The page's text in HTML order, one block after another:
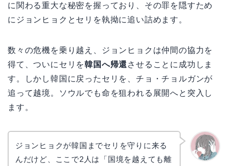
に関わる重大な秘密を握っており、その罪を隠すため
にジョンヒョクとセリを執拗に追い詰めます。
数々の危機を乗り越え、ジョンヒョクは仲間の協力を
得て、ついにセリを韓国へ帰還 させることに成功しま
す。しかし韓国に戻ったセリを、チョ・チョルガンが
追って越境。ソウルでも命を狙われる展開へと突入し
ます。
ジョンヒョクが韓国までセリを守りに来る
んだけど、ここで2人は「国境を越えても離